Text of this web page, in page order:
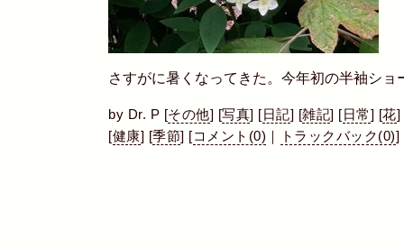
さすがに暑くなってきた。今年初の半袖ショ
by Dr. P [その他] [写真] [ 日記] [雑記] [ 日常] [花]
[健康] [季節] [コメント(0) トラックバック(0)]